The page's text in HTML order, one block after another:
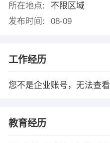
所在地点:
不限区域
发布时间:
08-09
工作经历
您不是企业账号，无法查看
教育经历